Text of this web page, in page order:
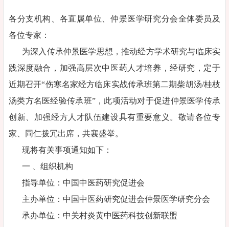
各分支机构、各直属单位、仲景医学研究分会全体委员及
各位专家：
为深入传承仲景医学思想，推动经方学术研究与临床实
践深度融合，加强高层次中医药人才培养，经研究，定于
近期召开“伤寒名家经方临床实战传承班第二期柴胡汤/桂枝
汤类方名医经验传承班”，此项活动对于促进仲景医学传承
创新、加强经方人才队伍建设具有重要意义。敬请各位专
家、同仁拨冗出席，共襄盛举。
现将有关事项通知如下：
一 、组织机构
指导单位：中国中医药研究促进会
主办单位：中国中医药研究促进会仲景医学研究分会
承办单位：中关村炎黄中医药科技创新联盟